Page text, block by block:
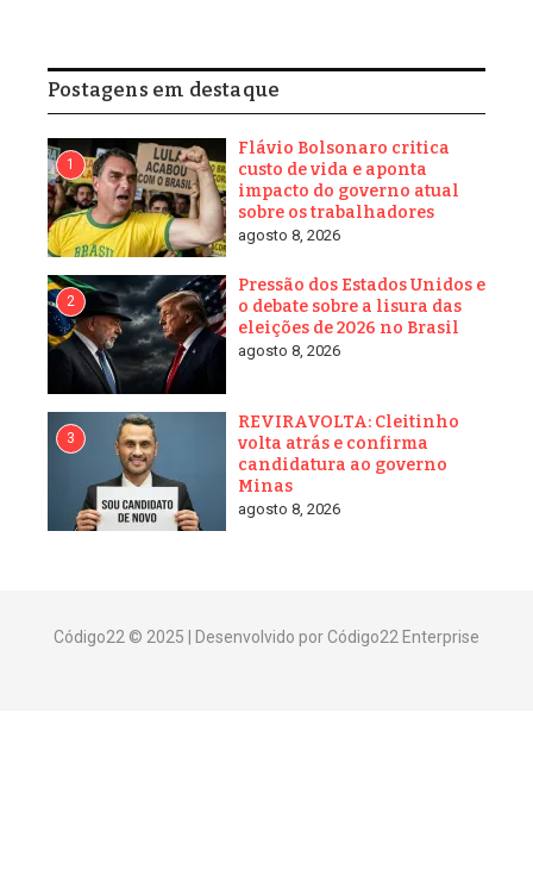
Postagens em destaque
1
Flávio Bolsonaro critica
custo de vida e aponta
impacto do governo atual
sobre os trabalhadores
agosto 8, 2026
2
Pressão dos Estados Unidos e
o debate sobre a lisura das
eleições de 2026 no Brasil
agosto 8, 2026
3
REVIRAVOLTA: Cleitinho
volta atrás e confirma
candidatura ao governo
Minas
agosto 8, 2026
Código22 © 2025 | Desenvolvido por Código22 Enterprise